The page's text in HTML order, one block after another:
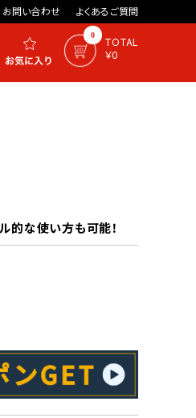
お問い合わせ よくあるご質問
0
TOTAL
￥0
的な使い方も可能！